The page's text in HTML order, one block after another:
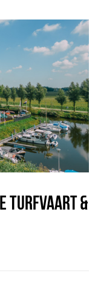
TURFVAART &